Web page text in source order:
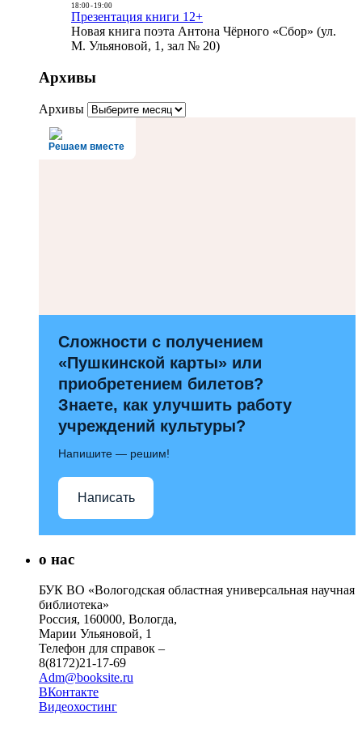
18:00- 19:00
Презентация книги 12+
Новая книга поэта Антона Чёрного «Сбор» (ул.
М. Ульяновой, 1, зал № 20)
Архивы
Архивы
Решаем вместе
Сложности с получением
«Пушкинской карты» или
приобретением билетов?
Знаете, как улучшить работу
учреждений культуры?
Напишите — решим!
Написать
о нас
БУК ВО «Вологодская областная универсальная научная
библиотека»
Россия, 160000, Вологда,
Марии Ульяновой, 1
Телефон для справок –
8(8172)21-17-69
Adm@booksite.ru
ВКонтакте
Видеохостинг